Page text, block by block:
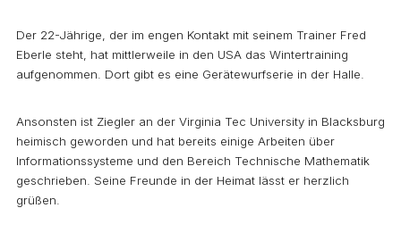
Der 22-Jährige, der im engen Kontakt mit seinem Trainer Fred
Eberle steht, hat mittlerweile in den USA das Wintertraining
aufgenommen. Dort gibt es eine Gerätewurfserie in der Halle.
Ansonsten ist Ziegler an der Virginia Tec University in Blacksburg
heimisch geworden und hat bereits einige Arbeiten über
Informationssysteme und den Bereich Technische Mathematik
geschrieben. Seine Freunde in der Heimat lässt er herzlich
grüßen.